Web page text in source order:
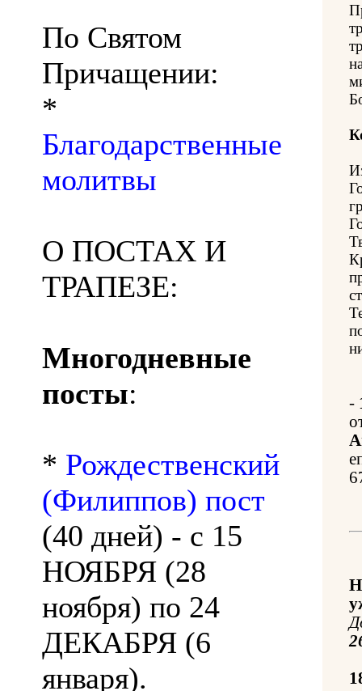
По Святом
Причащении:
*
Благодарственные
молитвы
О ПОСТАХ И
ТРАПЕЗЕ:
Многодневные
посты:
* Рождественский
(Филиппов) пост
(40 дней) - с 15
НОЯБРЯ (28
ноября) по 24
ДЕКАБРЯ (6
января).
-